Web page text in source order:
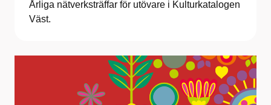
Årliga nätverksträffar för utövare i Kulturkatalogen
Väst.